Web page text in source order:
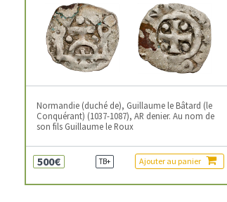
Normandie (duché de), Guillaume le Bâtard (le
Conquérant) (1037-1087), AR denier. Au nom de
son fils Guillaume le Roux
500€ TB+ Ajouter au panier